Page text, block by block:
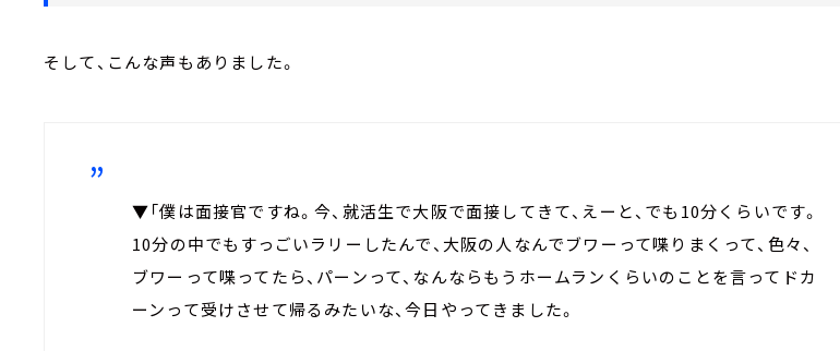
そして、こんな声もありました。
▼「僕は面接官ですね。今、就活生で大阪で面接してきて、えーと、でも10分くらいです。
10分の中でもすっごいラリーしたんで、大阪の人なんでブワーって喋りまくって、色々、
ブワーって喋ってたら、パーンって、なんならもうホームランくらいのことを言ってドカ
ーンって受けさせて帰るみたいな、今日やってきました。